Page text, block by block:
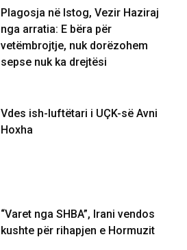
Plagosja në Istog, Vezir Haziraj
nga arratia: E bëra për
vetëmbrojtje, nuk dorëzohem
sepse nuk ka drejtësi
Vdes ish-luftëtari i UÇK-së Avni
Hoxha
“Varet nga SHBA”, Irani vendos
kushte për rihapjen e Hormuzit